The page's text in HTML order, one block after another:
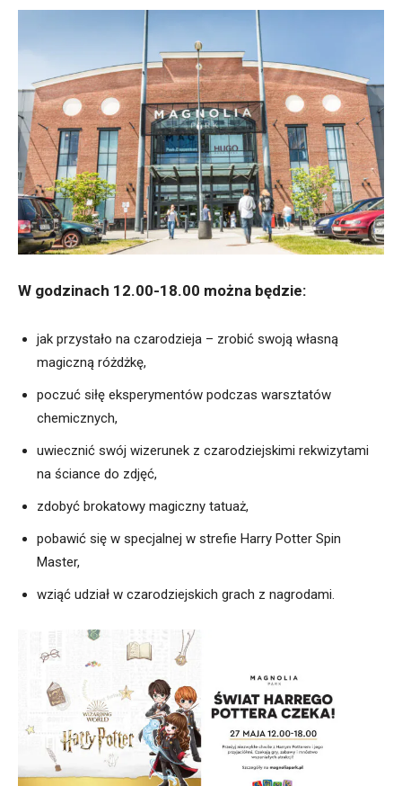
W godzinach 12.00-18.00 można będzie:
jak przystało na czarodzieja – zrobić swoją własną
magiczną różdżkę,
poczuć siłę eksperymentów podczas warsztatów
chemicznych,
uwiecznić swój wizerunek z czarodziejskimi rekwizytami
na ściance do zdjęć,
zdobyć brokatowy magiczny tatuaż,
pobawić się w specjalnej w strefie Harry Potter Spin
Master,
wziąć udział w czarodziejskich grach z nagrodami.